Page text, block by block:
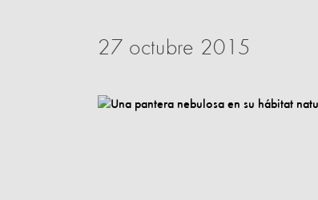
27 octubre 2015